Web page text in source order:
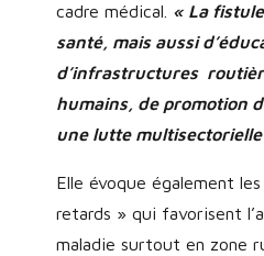
cadre médical. « La
santé, mais aussi
d’infrastructures
humains, de promotion
une lutte
Elle évoque également
retards » qui favorisent
maladie surtout en zone